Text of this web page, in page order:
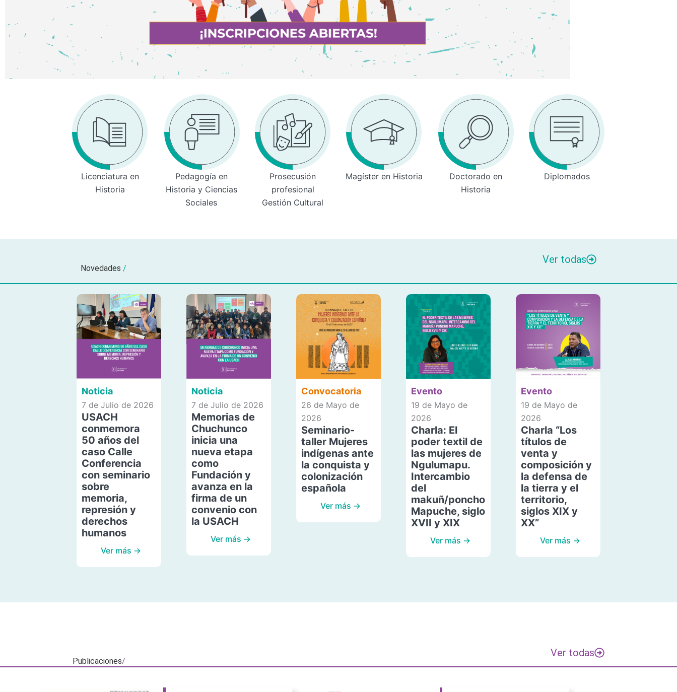
Licenciatura en
Historia
Pedagogía en
Historia y Ciencias
Sociales
Prosecusión
profesional
Gestión Cultural
Magíster en Historia
Doctorado en
Historia
Diplomados
Novedades /
Ver todas
Noticia
7 de Julio de 2026
USACH
conmemora
50 años del
caso Calle
Conferencia
con seminario
sobre
memoria,
represión y
derechos
humanos
Ver más →
Noticia
7 de Julio de 2026
Memorias de
Chuchunco
inicia una
nueva etapa
como
Fundación y
avanza en la
firma de un
convenio con
la USACH
Ver más →
Convocatoria
26 de Mayo de
2026
Seminario-
taller Mujeres
indígenas ante
la conquista y
colonización
española
Ver más →
Evento
19 de Mayo de
2026
Charla: El
poder textil de
las mujeres de
Ngulumapu.
Intercambio
del
makuñ/poncho
Mapuche, siglo
XVII y XIX
Ver más →
Evento
19 de Mayo de
2026
Charla “Los
títulos de
venta y
composición y
la defensa de
la tierra y el
territorio,
siglos XIX y
XX”
Ver más →
Publicaciones/
Ver todas